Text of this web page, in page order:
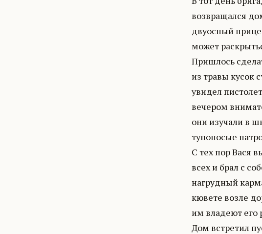
возвращался
двуосный
может
Пришлось
из травы кусок
увидел
вечером
они изучали в
тупоносые
С тех пор Вася
всех и брал с
нагрудный
кювете возле
им владеют его
Дом встретил